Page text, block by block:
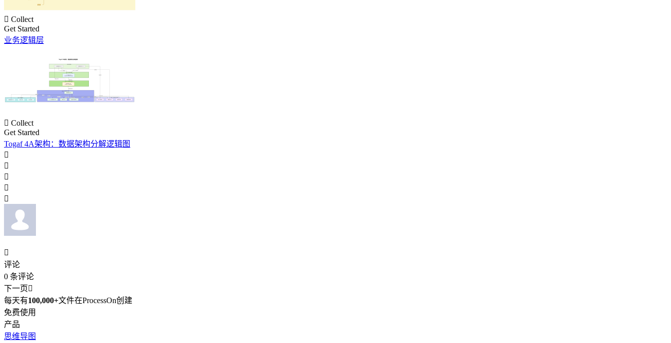
 Collect
Get Started
业务逻辑层
 Collect
Get Started
Togaf 4A架构：数据架构分解逻辑图






评论
0 条评论
下一页
每天有100,000+文件在ProcessOn创建
免费使用
产品
思维导图